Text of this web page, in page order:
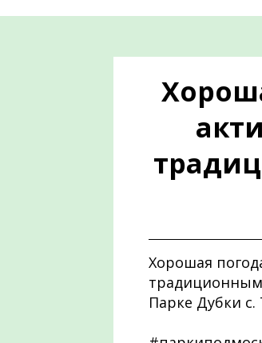
Хорошая
традиционным
Парке Дубки